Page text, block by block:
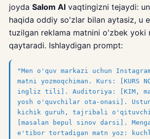
joyda Salom AI vaqtingizni tejaydi:
haqida oddiy so'zlar bilan aytasiz, u
tuzilgan reklama matnini o'zbek yoki
qaytaradi. Ishlaydigan prompt:
"Men o'quv markazi uchun
matni yozmoqchiman. Kurs: [KURS
ingliz tili]. Auditoriya: [KIM,
yosh o'quvchilar ota-onasi].
kichik guruh, tajribali
[masalan bepul sinov darsi].
e'tibor tortadigan matn yoz: